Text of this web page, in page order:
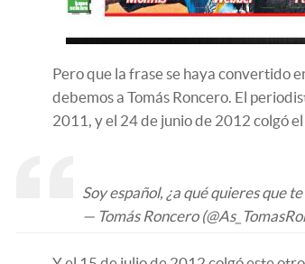
Pero que la frase se haya convertido
debemos a Tomás Roncero. El
2011, y el 24 de junio de 2012 colgó
Soy español, ¿a qué quieres que te
— Tomás Roncero